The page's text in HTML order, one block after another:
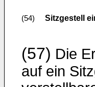
(54) Sitzgestell
(57) Die
auf ein